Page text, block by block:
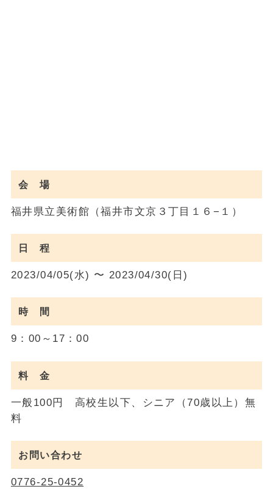
会 場
福井県立美術館（福井市文京３丁目１６−１）
日 程
2023/04/05(水) 〜 2023/04/30(日)
時 間
9：00～17：00
料 金
一般100円 高校生以下、シニア（70歳以上）無
料
お問い合わせ
0776-25-0452